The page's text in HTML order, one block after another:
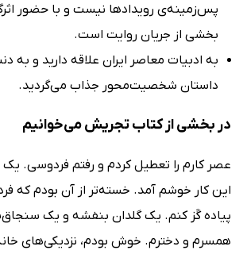
پس‌زمینه‌ی رویدادها نیست و با حضور
بخشی از جریان روایت است.
به ادبیات معاصر ایران علاقه دارید و به
داستان شخصیت‌محور جذاب می‌گردید.
در بخشی از کتاب تجریش می‌خوانیم
عصر کارم را تعطیل کردم و رفتم فردوسی. یک
این کار خوشم آمد. خسته‌تر از آن بودم که
پیاده گَز کنم. یک گلدان بنفشه و یک
همسرم و دخترم. خوش بودم، نزدیکی‌های